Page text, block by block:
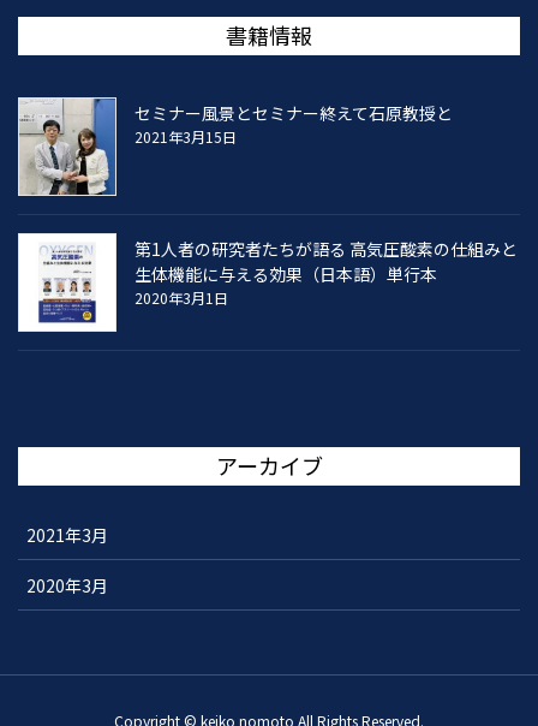
書籍情報
セミナー風景とセミナー終えて石原教授と
2021年3月15日
第1人者の研究者たちが語る 高気圧酸素の仕組みと
生体機能に与える効果（日本語）単行本
2020年3月1日
アーカイブ
2021年3月
2020年3月
Copyright © keiko nomoto All Rights Reserved.